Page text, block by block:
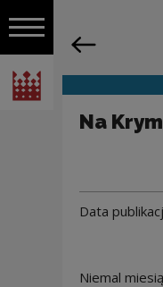
Włącz nawigację
Narodowe Centrum
Nawigacja
Na
Data
Niemal